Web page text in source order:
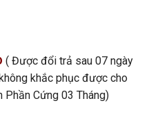
( Được đổi trả sau 07 ngày
khắc phục được cho
Phần Cứng 03 Tháng)